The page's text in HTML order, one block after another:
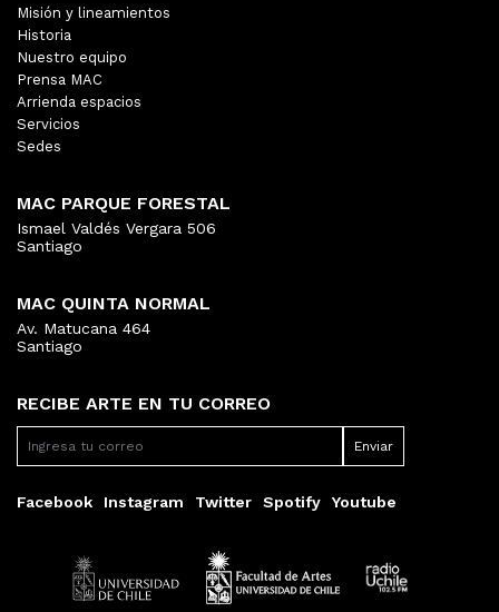
RECIBE ARTE EN TU CORREO
Facebook Instagram Twitter Spotify Youtube
Misión y lineamientos
Historia
Nuestro equipo
Prensa MAC
Arrienda espacios
Servicios
Sedes
MAC PARQUE FORESTAL
Ismael Valdés Vergara 506
Santiago
MAC QUINTA NORMAL
Av. Matucana 464
Santiago